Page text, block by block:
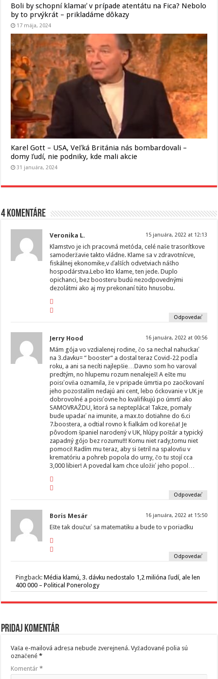
Boli by schopní klamať v prípade atentátu na Fica? Nebolo
by to prvýkrát – prikladáme dôkazy
17 mája, 2024
Karel Gott – USA, Veľká Británia nás bombardovali –
domy ľudí, nie podniky, kde mali akcie
31 januára, 2024
4 komentáre
Veronika L. 15 januára, 2022 at 12:13
Klamstvo je ich pracovná metóda, celé naše trasorítkove
samoderžavie takto vládne. Klame sa v zdravotnícve,
fiskálnej ekonomike,v ďalších odvetviach nášho
hospodárstva.Lebo kto klame, ten jede. Duplo
opichanci, bez boosteru budú nezodpovednými
dezolátmi ako aj my prekonaní túto hnusobu.
Odpovedať
Jerry Hood 16 januára, 2022 at 00:56
Mám gója vo vzdialenej rodine, čo sa nechal nahuckať
na 3.davku= “ booster“ a dostal teraz Covid-22 podĺa
roku, a ani sa necíti najlepšie…Davno som ho varoval
predtým, no hlupemu rozum nenaleješ! A ešte mu
poisťovňa oznamila, že v pripade úmrtia po zaočkovaní
jeho pozostalím nedajú ani cent, lebo óckovanie v UK je
dobrovolné a poisťovne ho kvalifikujú po úmrtí ako
SAMOVRAŽDU, ktorá sa neptepláca! Takze, pomaly
bude upadať na imunite, a max.to dotiahne do 6.ci
7.boostera, a odtial rovno k fialkám od koreňa! Je
pôvodom španiel narodený v UK, hlúpy poštár a typický
zapadný gójo bez rozumu!!! Komu niet rady,tomu niet
pomoci! Radím mu teraz, aby si šetril na spalovňu v
krematóriu a pohreb popola do urny, čo tu stojí cca
3,000 libier! A povedal kam chce uložiť jeho popol…
Odpovedať
Boris Mesár 16 januára, 2022 at 15:50
Ešte tak doučuť sa matematiku a bude to v poriadku
Odpovedať
Pingback:Média klamú, 3. dávku nedostalo 1,2 milióna ľudí, ale len
400 000 – Political Ponerology
Pridaj komentár
Vaša e-mailová adresa nebude zverejnená. Vyžadované polia sú
označené*
Komentár*